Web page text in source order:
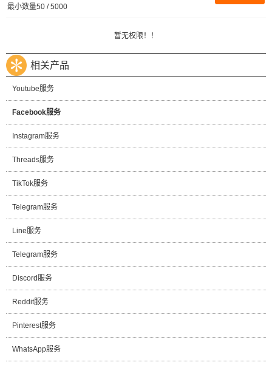
最小数量50 / 5000
暂无权限！！
相关产品
Youtube服务
Facebook服务
Instagram服务
Threads服务
TikTok服务
Telegram服务
Line服务
Telegram服务
Discord服务
Reddit服务
Pinterest服务
WhatsApp服务